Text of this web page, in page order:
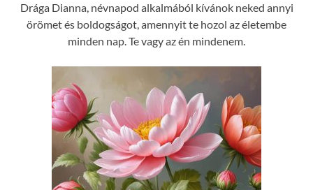
Drága Dianna, névnapod alkalmából kívánok neked annyi
örömet és boldogságot, amennyit te hozol az életembe
minden nap. Te vagy az én mindenem.